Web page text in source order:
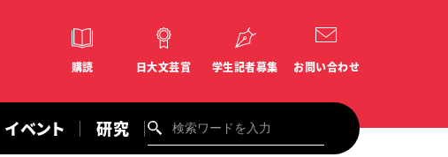
購読 日大文芸賞 学生記者募集 お問い合わせ
イベント 研究